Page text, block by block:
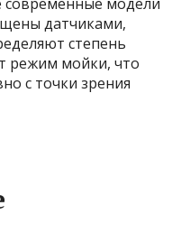
датчиками,
степень
режим мойки, что
с точки зрения